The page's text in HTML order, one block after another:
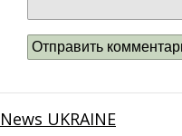
News UKRAINE